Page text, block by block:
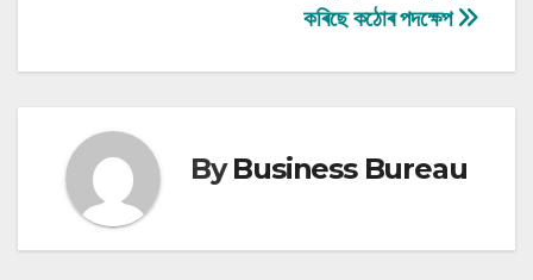
কৰিছে কঠোৰ পদক্ষেপ
ByBusiness Bureau